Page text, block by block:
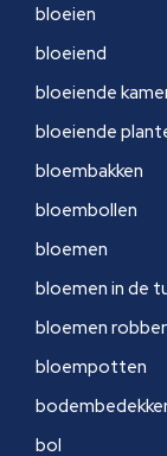
bloeien
bloeiend
bloeiende
bloeiende
bloembakken
bloembollen
bloemen
bloemen in de
bloemen
bloempotten
bol